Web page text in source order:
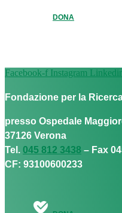
DONA
Facebook-f Instagram
Fondazione per la
presso Ospedale
37126 Verona
Tel. 045 812 3438 – Fax
CF: 93100600233